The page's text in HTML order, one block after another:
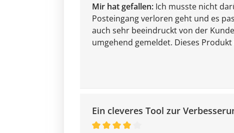
Mir hat gefallen: Ich musste nicht
Posteingang verloren geht und es
auch sehr beeindruckt von der
umgehend gemeldet. Dieses
Ein cleveres Tool zur